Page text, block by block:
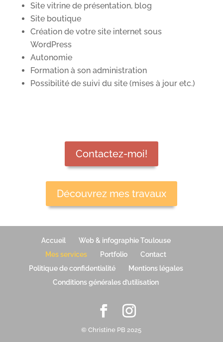
Site vitrine de présentation, blog
Site boutique
Création de votre site internet sous
WordPress
Autonomie
Formation à son administration
Possibilité de suivi du site (mises à jour etc.)
Contactez-moi!
Découvrez mes travaux
Accueil
Web & infographie Toulouse
Mes services
Portfolio
Contact
Politique de confidentialité
Mentions légales
Conditions générales d’utilisation
© Christine PB 2025